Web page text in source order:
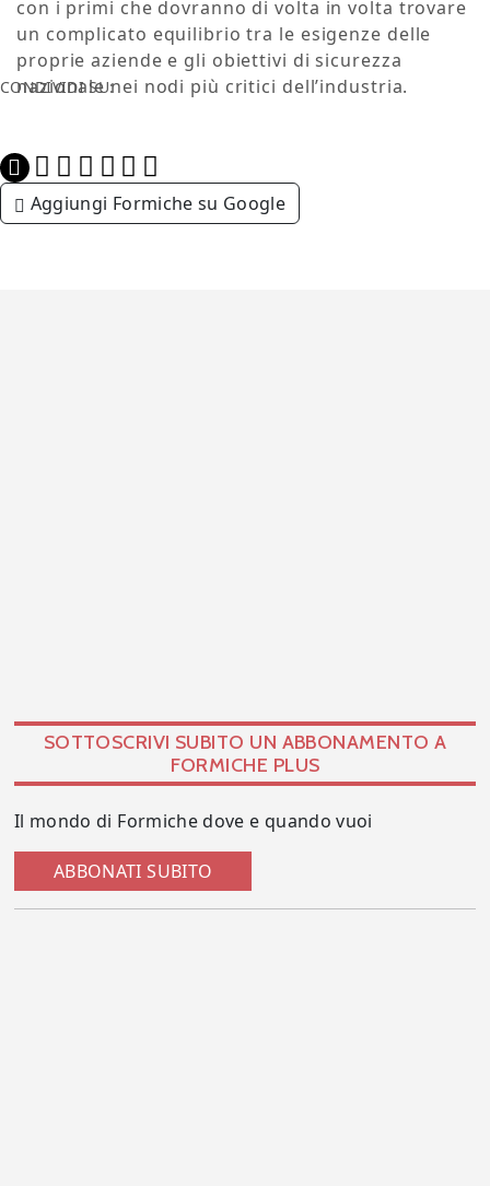
con i primi che dovranno di volta in volta trovare
un complicato equilibrio tra le esigenze delle
proprie aziende e gli obiettivi di sicurezza
nazionale nei nodi più critici dell’industria.
CONDIVIDI SU:
Aggiungi Formiche su Google
SOTTOSCRIVI SUBITO UN ABBONAMENTO A
FORMICHE PLUS
Il mondo di Formiche dove e quando vuoi
ABBONATI SUBITO